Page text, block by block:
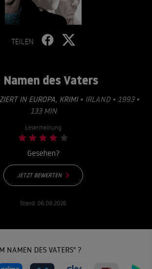
TEILEN
Namen des Vaters
IN EUROPA, KRIMI• IRLAND • 1993 •
133 MIN
Lesermeinung
Gesehen?
JETZT BEWERTEN
Stand: 06.08.2026
NAMEN DES VATERS" ?